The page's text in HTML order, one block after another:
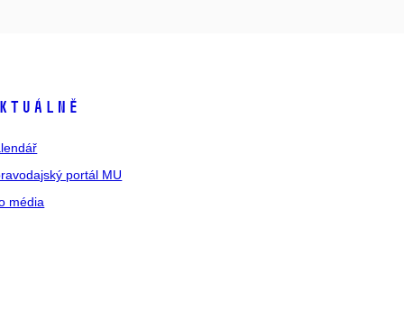
portál MU
média